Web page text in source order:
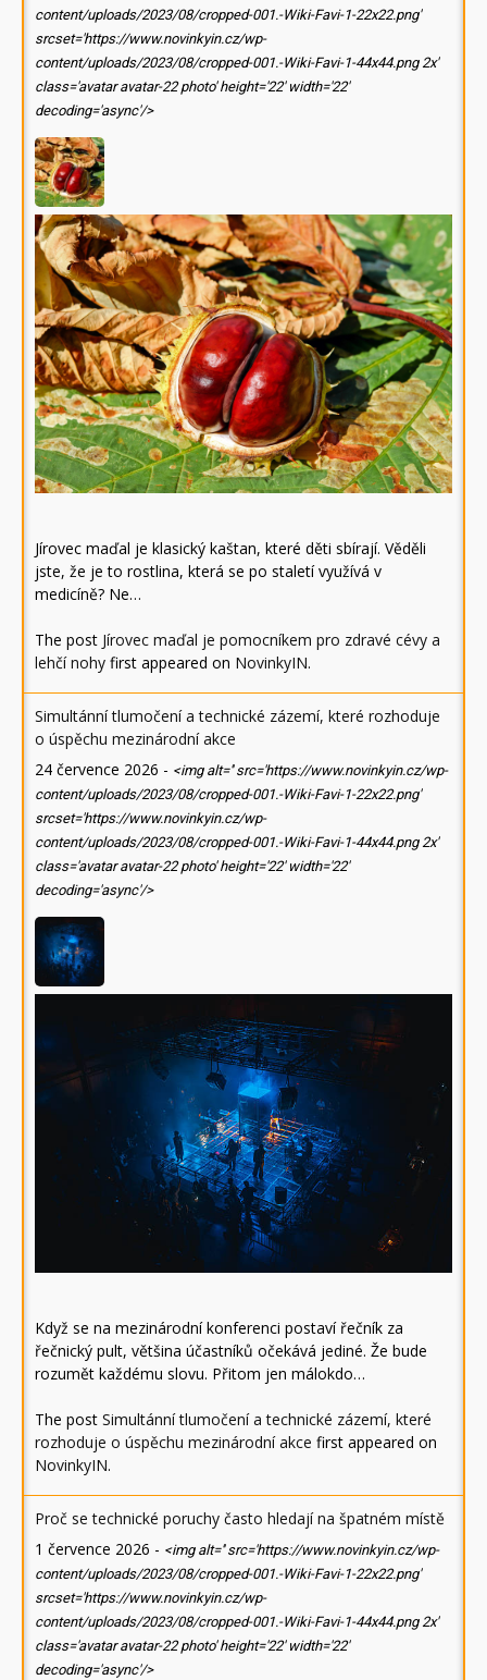
content/uploads/2023/08/cropped-001.-Wiki-Favi-1-22x22.png'
srcset='https://www.novinkyin.cz/wp-
content/uploads/2023/08/cropped-001.-Wiki-Favi-1-44x44.png 2x'
class='avatar avatar-22 photo' height='22' width='22'
decoding='async'/>
Jírovec maďal je klasický kaštan, které děti sbírají. Věděli
jste, že je to rostlina, která se po staletí využívá v
medicíně? Ne…
The post Jírovec maďal je pomocníkem pro zdravé cévy a
lehčí nohy first appeared on NovinkyIN.
Simultánní tlumočení a technické zázemí, které rozhoduje
o úspěchu mezinárodní akce
24 července 2026 - <img alt='' src='https://www.novinkyin.cz/wp-
content/uploads/2023/08/cropped-001.-Wiki-Favi-1-22x22.png'
srcset='https://www.novinkyin.cz/wp-
content/uploads/2023/08/cropped-001.-Wiki-Favi-1-44x44.png 2x'
class='avatar avatar-22 photo' height='22' width='22'
decoding='async'/>
Když se na mezinárodní konferenci postaví řečník za
řečnický pult, většina účastníků očekává jediné. Že bude
rozumět každému slovu. Přitom jen málokdo…
The post Simultánní tlumočení a technické zázemí, které
rozhoduje o úspěchu mezinárodní akce first appeared on
NovinkyIN.
Proč se technické poruchy často hledají na špatném místě
1 července 2026 - <img alt='' src='https://www.novinkyin.cz/wp-
content/uploads/2023/08/cropped-001.-Wiki-Favi-1-22x22.png'
srcset='https://www.novinkyin.cz/wp-
content/uploads/2023/08/cropped-001.-Wiki-Favi-1-44x44.png 2x'
class='avatar avatar-22 photo' height='22' width='22'
decoding='async'/>